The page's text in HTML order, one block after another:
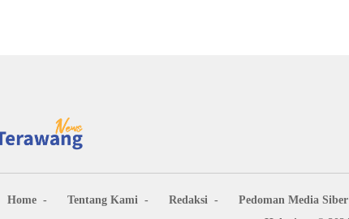
Home Tentang Kami Redaksi Pedoman Media Siber